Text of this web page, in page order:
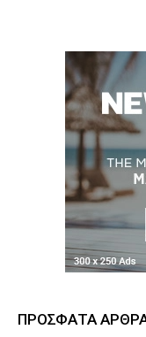
ΠΡΌΣΦΑΤΑ